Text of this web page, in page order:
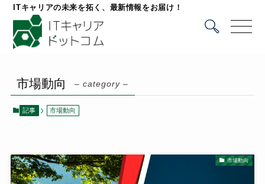
ITキャリアの未来を拓く、最新情報をお届け！
市場動向 – category –
記事 市場動向
市場動向